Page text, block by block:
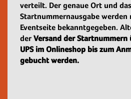
verteilt. Der genaue Ort und
Startnummernausgabe
Eventseite bekanntgegeben.
der Versand der Startnummern
UPS im Onlineshop bis zum
gebucht werden.